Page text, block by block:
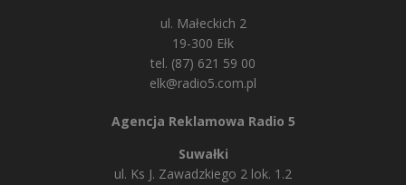
ul. Małeckich 2
19-300 Ełk
tel. (87) 621 59 00
elk@radio5.com.pl
Agencja Reklamowa Radio 5
Suwałki
ul. Ks J. Zawadzkiego 2 lok. 1.2